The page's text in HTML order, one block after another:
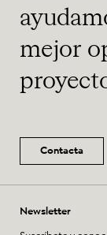
mejor
Contacta
Newsletter